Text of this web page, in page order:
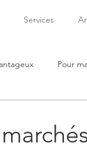
Services
Pour